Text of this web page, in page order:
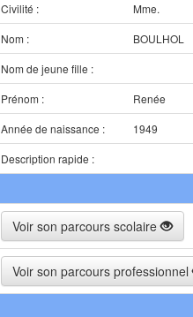
Civilité :
Mme.
Nom :
BOULHOL
Nom de jeune fille :
Prénom :
Renée
Année de naissance :
1949
Description rapide :
Voir son parcours scolaire
Voir son parcours professionnel